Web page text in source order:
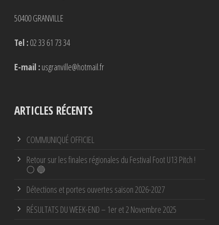
50400 GRANVILLE
Tel :02 33 61 73 34
E-mail :usgranville@hotmail.fr
ARTICLES RÉCENTS
COMMUNIQUÉ OFFICIEL
Retour sur les finales régionales du Festival Foot U13 Pitch !
⚪ 🔵
Détections et portes ouvertes saison 2026-2027
RÉSULTATS DU WEEK-END – 1er et 2 Novembre 2025